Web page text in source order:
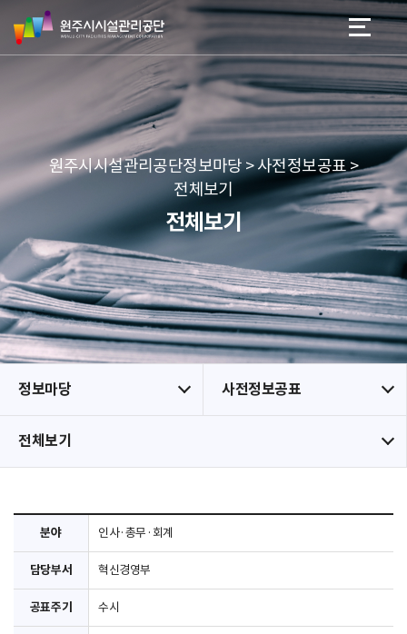
네
본문 바로가기
메뉴 바로가기
원
주
시
리
공
단
원주시시설관리공단정보마당 > 사전정보공표 >
전체보기
전체보기
정보마당 사전정보공표
전체보기
분야 인사·총무·회계
담당부서 혁신경영부
공표주기 수시